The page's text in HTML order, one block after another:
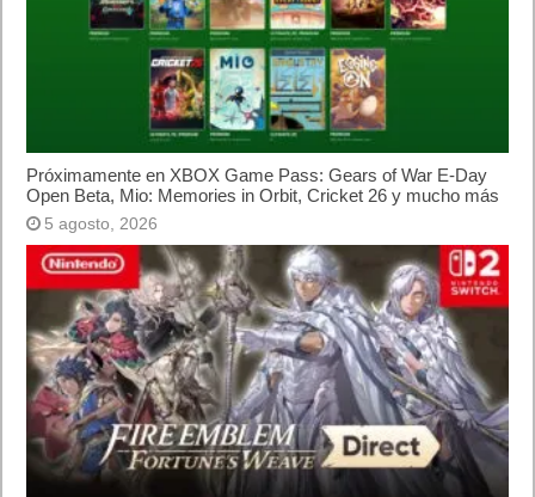
Próximamente en XBOX Game Pass: Gears of War E-Day
Open Beta, Mio: Memories in Orbit, Cricket 26 y mucho más
5 agosto, 2026